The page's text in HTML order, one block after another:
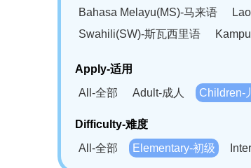
Bahasa Melayu(MS)-马来语
Swahili(SW)-斯瓦西里语
Apply-适用
All-全部
Adult-成人 Children-
Difficulty-难度
All-全部
Elementary-初级